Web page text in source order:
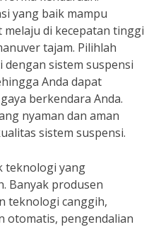
yang baik mampu
di kecepatan tinggi
tajam. Pilihlah
sistem suspensi
Anda dapat
berkendara Anda.
nyaman dan aman
sistem suspensi.
teknologi yang
Banyak produsen
teknologi canggih,
otomatis, pengendalian